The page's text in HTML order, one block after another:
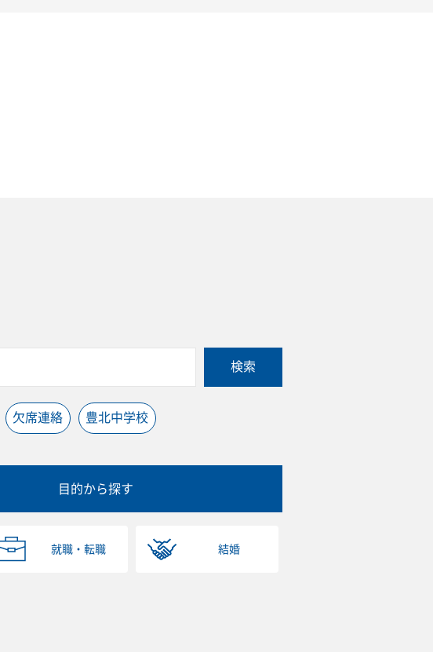
検索
欠席連絡 豊北中学校
目的から探す
就職・転職 結婚